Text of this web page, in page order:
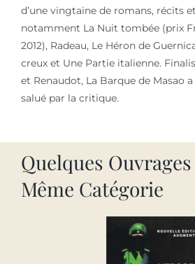
d’une vingtaine de romans, récits
notamment La Nuit tombée (prix
2012), Radeau, Le Héron de
creux et Une Partie italienne.
et Renaudot, La Barque de Masao
salué par la critique.
Quelques
Même Catégorie